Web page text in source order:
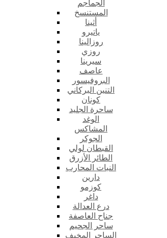
الجماجم
المستنسخ
أثينا
ياتيرو
روزالينا
روزي
سيرينا
عاصف
البروفيسور
التنين البركاني
كونان
ساحرة الجليد
الوغد
المشاكس
الجوكر
القبطان لولي
الطائر الأزرق
النبات المحارب
دارين
كوزمو
داغر
درع العدالة
جناح العاصفة
ساحر الجحيم
الساحر المخيف